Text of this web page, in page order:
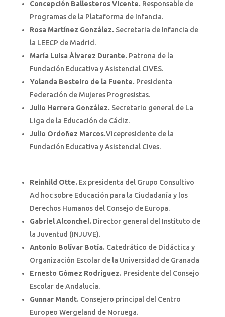
Concepción Ballesteros Vicente. Responsable de
Programas de la Plataforma de Infancia.
Rosa Martínez González. Secretaria de Infancia de
la LEECP de Madrid.
María Luisa Álvarez Durante. Patrona de la
Fundación Educativa y Asistencial CIVES.
Yolanda Besteiro de la Fuente. Presidenta
Federación de Mujeres Progresistas.
Julio Herrera González. Secretario general de La
Liga de la Educación de Cádiz.
Julio Ordoñez Marcos.Vicepresidente de la
Fundación Educativa y Asistencial Cives.
Reinhild Otte. Ex presidenta del Grupo Consultivo
Ad hoc sobre Educación para la Ciudadanía y los
Derechos Humanos del Consejo de Europa.
Gabriel Alconchel. Director general del Instituto de
la Juventud (INJUVE).
Antonio Bolívar Botía. Catedrático de Didáctica y
Organización Escolar de la Universidad de Granada
Ernesto Gómez Rodríguez. Presidente del Consejo
Escolar de Andalucía.
Gunnar Mandt. Consejero principal del Centro
Europeo Wergeland de Noruega.